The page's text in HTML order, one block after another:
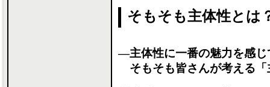
そもそも主体性とは
―主体性に一番の魅力を感じ
そもそも皆さんが考える「